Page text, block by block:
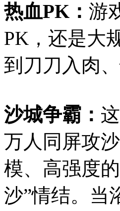
热血PK： 游
PK，还是大
到刀刀入肉
沙城争霸：
万人同屏攻
模、高强度
沙”情结。当